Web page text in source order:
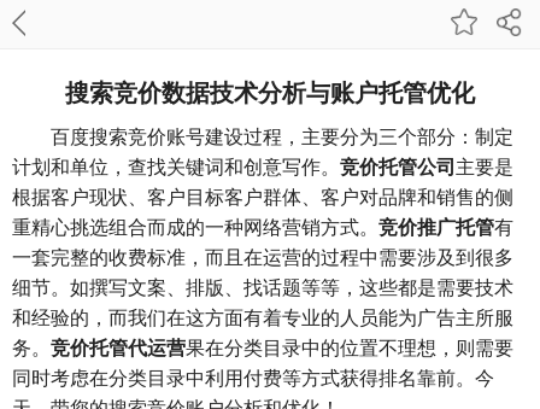
搜索竞价数据技术分析与账户托管优化
百度搜索竞价账号建设过程，主要分为三个部分：制定
计划和单位，查找关键词和创意写作。 竞价托管公司 主要是
根据客户现状、客户目标客户群体、客户对品牌和销售的侧
重精心挑选组合而成的一种网络营销方式。 竞价推广托管有
一套完整的收费标准，而且在运营的过程中需要涉及到很多
细节。如撰写文案、排版、找话题等等，这些都是需要技术
和经验的，而我们在这方面有着专业的人员能为广告主所服
务。 竞价托管代运营果在分类目录中的位置不理想，则需要
同时考虑在分类目录中利用付费等方式获得排名靠前。今